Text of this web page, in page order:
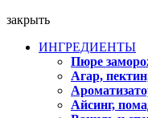
закрыть
ИНГРЕДИЕНТЫ
Пюре
Агар,
Айсинг,